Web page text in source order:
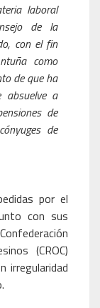
laboral
de la
con el fin
como
de que ha
absuelve a
de
de
por el
con sus
(CROC)
irregularidad